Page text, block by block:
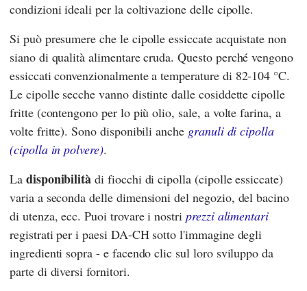
condizioni ideali per la coltivazione delle cipolle.
Si può presumere che le cipolle essiccate acquistate non
siano di qualità alimentare cruda. Questo perché vengono
essiccati convenzionalmente a temperature di 82-104 °C.
Le cipolle secche vanno distinte dalle cosiddette cipolle
fritte (contengono per lo più olio, sale, a volte farina, a
volte fritte). Sono disponibili anche granuli di cipolla
(cipolla in polvere).
La disponibilità di fiocchi di cipolla (cipolle essiccate)
varia a seconda delle dimensioni del negozio, del bacino
di utenza, ecc. Puoi trovare i nostri prezzi alimentari
registrati per i paesi DA-CH sotto l'immagine degli
ingredienti sopra - e facendo clic sul loro sviluppo da
parte di diversi fornitori.